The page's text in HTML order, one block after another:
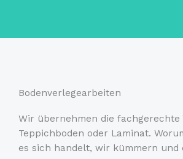
Bodenverlegearbeiten
Wir übernehmen die fachgerechte
Teppichboden oder Laminat.
es sich handelt, wir kümmern und